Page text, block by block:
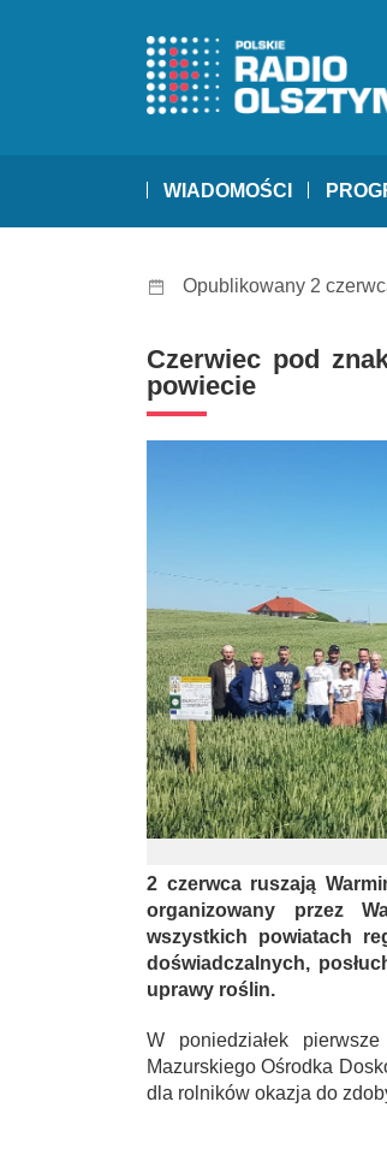
WIADOMOŚCI
Opublikowany 2
Czerwiec pod
powiecie
2 czerwca ruszają
organizowany przez
wszystkich powiatach
doświadczalnych,
uprawy roślin.
W poniedziałek
Mazurskiego Ośrodka
dla rolników okazja do